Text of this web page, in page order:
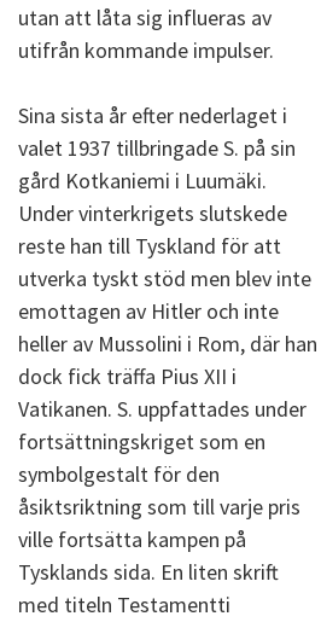
utan att låta sig influeras av
utifrån kommande impulser.
Sina sista år efter nederlaget i
valet 1937 tillbringade S. på sin
gård Kotkaniemi i Luumäki.
Under vinterkrigets slutskede
reste han till Tyskland för att
utverka tyskt stöd men blev inte
emottagen av Hitler och inte
heller av Mussolini i Rom, där han
dock fick träffa Pius XII i
Vatikanen. S. uppfattades under
fortsättningskriget som en
symbolgestalt för den
åsiktsriktning som till varje pris
ville fortsätta kampen på
Tysklands sida. En liten skrift
med titeln Testamentti